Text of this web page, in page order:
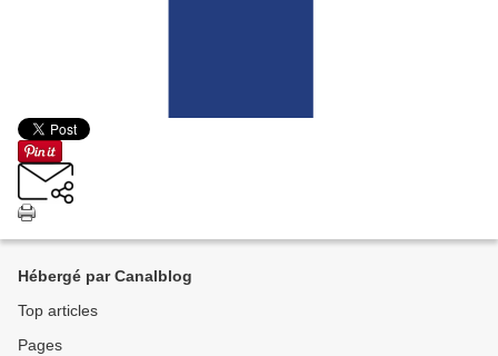
Hébergé par Canalblog
Top articles
Pages